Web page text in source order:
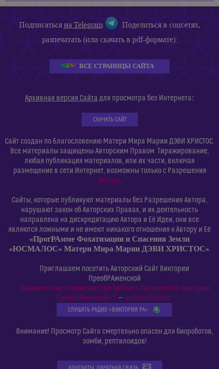
Подписатьсяна Telegram
Поделиться в соцсетях,
разпечатать (или скачать в pdf-формате):
ВСЕ СТРАНИЦЫ САЙТА
Архивная версия Сайта для просмотра без Интернета:
СКАЧАТЬ САЙТ
Сайт создан по Благословению Матери Мира Марии ДЭВИ ХРИСТОС.
Все материалы защищены Авторским Правом. Тиражирование,
любая публикация материалов, или их части, включая
размещение в сети Интернет, возможны только с Разрешения
Автора.
Сайты, которые публикуют материалы без Разрешения Автора,
нарушают закон об Авторских Правах, и их деятельность
направлена на дискредитацию Автора и Её Идеи, они все
являются ложными и не имеют никакого отношения к Автору и Её
«ПрогРАмме Фохатизации и Спасения Земли
«ЮСМАЛОС» Матери Мира Марии ДЭВИ ХРИСТОС».
Приглашаем посетить Авторский Сайт Виктории
ПреобРАженской
«Космическое Полиискусство Третьего Тысячелетия Виктории
ПреобРАженской»©— VictoriaRA.com
СЛУШАТЬ РАДИО «ВИКТОРИЯ РА»
Внимание! Просмотр Сайта смертельно опасен для биороботов,
зомби, рептилоидов!